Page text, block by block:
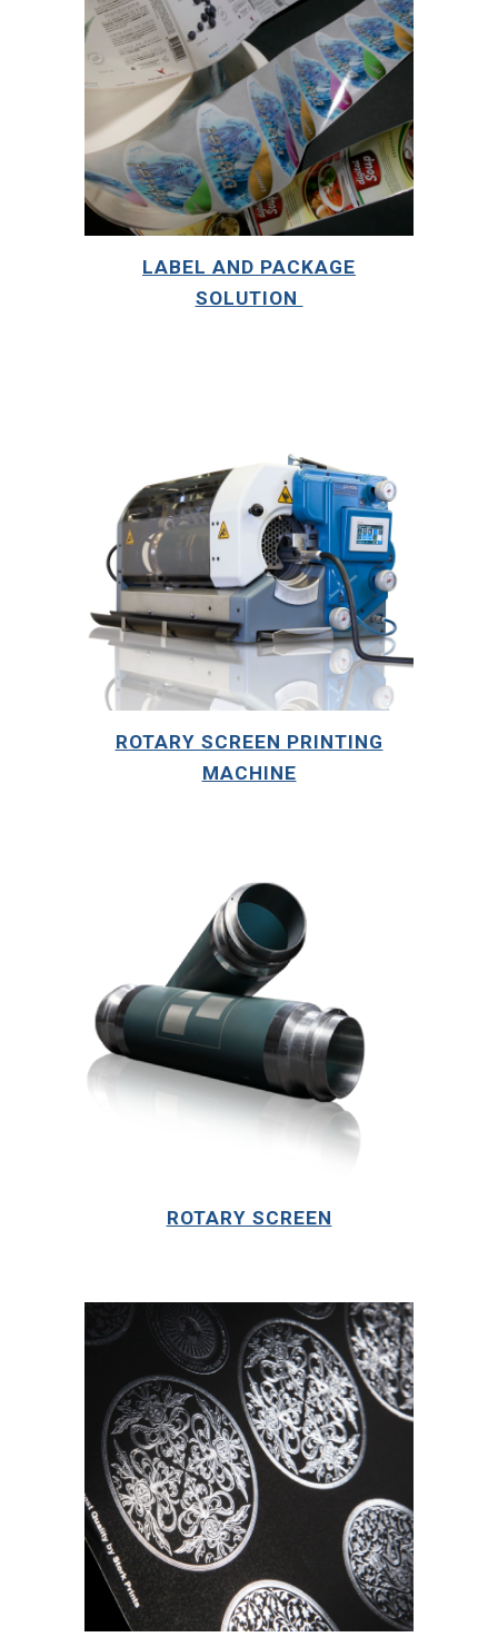
LABEL AND PACKAGE
SOLUTION
ROTARY SCREEN PRINTING
MACHINE
ROTARY SCREEN